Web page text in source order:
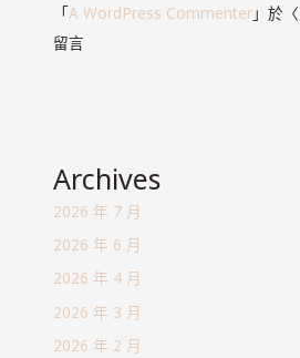
「A WordPress Commenter」於〈
留言
Archives
2026 年 7 月
2026 年 6 月
2026 年 4 月
2026 年 3 月
2026 年 2 月